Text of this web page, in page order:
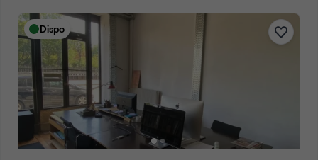
Dispo